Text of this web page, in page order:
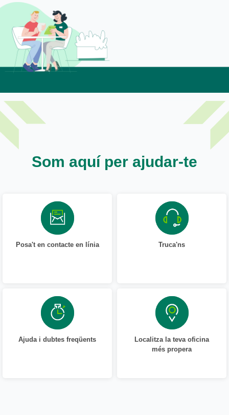
mucho el proceso de validación de tus compras online
que tan sólo tendrás que validarlas con tu huella o
rostro cada vez que realices un pago online en comercio
seguro.
Som aquí per ajudar-te
Posa't en contacte en línia Truca'ns
Ajuda i dubtes freqüents
Localitza la teva oficina
més propera